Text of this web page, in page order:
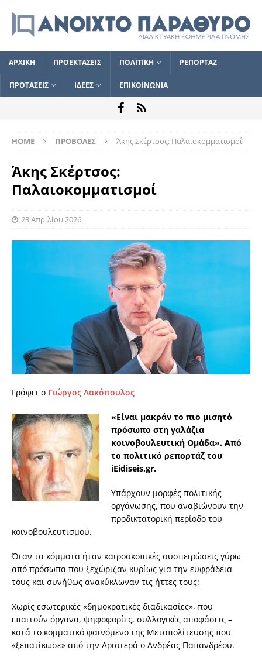
ΑΡΧΙΚΗ ΠΡΟΕΚΤΑΣΕΙΣ ΠΟΛΙΤΙΚΗ ΡΕΠΟΡΤΑΖ
ΠΡΟΤΑΣΕΙΣ ΙΔΕΕΣ ΕΠΙΚΟΙΝΩΝΙΑ
HOME ΠΡΟΒΟΛΕΣ Άκης Σκέρτσος: Παλαιοκομματισμοί
Άκης Σκέρτσος:
Παλαιοκομματισμοί
23 Απριλίου 2026
Γράφει ο Γιώργος Λακόπουλος
«Είναι μακράν το πιο μισητό
πρόσωπο στη γαλάζια
κοινοβουλευτική Ομάδα». Από
το πολιτικό ρεπορτάζ του
iEidiseis.gr.
Υπάρχουν μορφές πολιτικής
οργάνωσης, που αναβιώνουν την
προδικτατορική περίοδο του
κοινοβουλευτισμού.
Όταν τα κόμματα ήταν καιροσκοπικές συσπειρώσεις γύρω
από πρόσωπα που ξεχώριζαν κυρίως για την ευφράδεια
τους και συνήθως ανακύκλωναν τις ήττες τους:
Χωρίς εσωτερικές «δημοκρατικές διαδικασίες», που
επαιτούν όργανα, ψηφοφορίες, συλλογικές αποφάσεις –
κατά το κομματικό φαινόμενο της Μεταπολίτευσης που
«ξεπατίκωσε» από την Αριστερά ο Ανδρέας Παπανδρέου.